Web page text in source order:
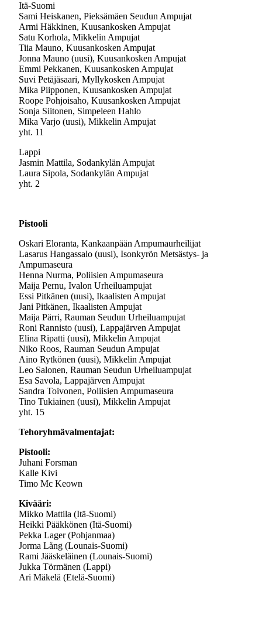
Itä-Suomi
Sami Heiskanen, Pieksämäen Seudun Ampujat
Armi Häkkinen, Kuusankosken Ampujat
Satu Korhola, Mikkelin Ampujat
Tiia Mauno, Kuusankosken Ampujat
Jonna Mauno (uusi), Kuusankosken Ampujat
Emmi Pekkanen, Kuusankosken Ampujat
Suvi Petäjäsaari, Myllykosken Ampujat
Mika Piipponen, Kuusankosken Ampujat
Roope Pohjoisaho, Kuusankosken Ampujat
Sonja Siitonen, Simpeleen Hahlo
Mika Varjo (uusi), Mikkelin Ampujat
yht. 11
Lappi
Jasmin Mattila, Sodankylän Ampujat
Laura Sipola, Sodankylän Ampujat
yht. 2
Pistooli
Oskari Eloranta, Kankaanpään Ampumaurheilijat
Lasarus Hangassalo (uusi), Isonkyrön Metsästys- ja
Ampumaseura
Henna Nurma, Poliisien Ampumaseura
Maija Pernu, Ivalon Urheiluampujat
Essi Pitkänen (uusi), Ikaalisten Ampujat
Jani Pitkänen, Ikaalisten Ampujat
Maija Pärri, Rauman Seudun Urheiluampujat
Roni Rannisto (uusi), Lappajärven Ampujat
Elina Ripatti (uusi), Mikkelin Ampujat
Niko Roos, Rauman Seudun Ampujat
Aino Rytkönen (uusi), Mikkelin Ampujat
Leo Salonen, Rauman Seudun Urheiluampujat
Esa Savola, Lappajärven Ampujat
Sandra Toivonen, Poliisien Ampumaseura
Tino Tukiainen (uusi), Mikkelin Ampujat
yht. 15
Tehoryhmävalmentajat:
Pistooli:
Juhani Forsman
Kalle Kivi
Timo Mc Keown
Kivääri:
Mikko Mattila (Itä-Suomi)
Heikki Pääkkönen (Itä-Suomi)
Pekka Lager (Pohjanmaa)
Jorma Lång (Lounais-Suomi)
Rami Jääskeläinen (Lounais-Suomi)
Jukka Törmänen (Lappi)
Ari Mäkelä (Etelä-Suomi)